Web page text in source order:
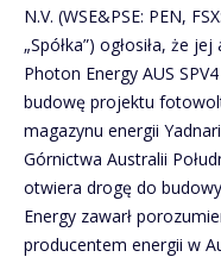
N.V. (WSE&PSE: PEN,
„Spółka”) ogłosiła, że
Photon Energy AUS
budowę projektu
magazynu energii
Górnictwa Australii
otwiera drogę do
Energy zawarł
producentem energii w